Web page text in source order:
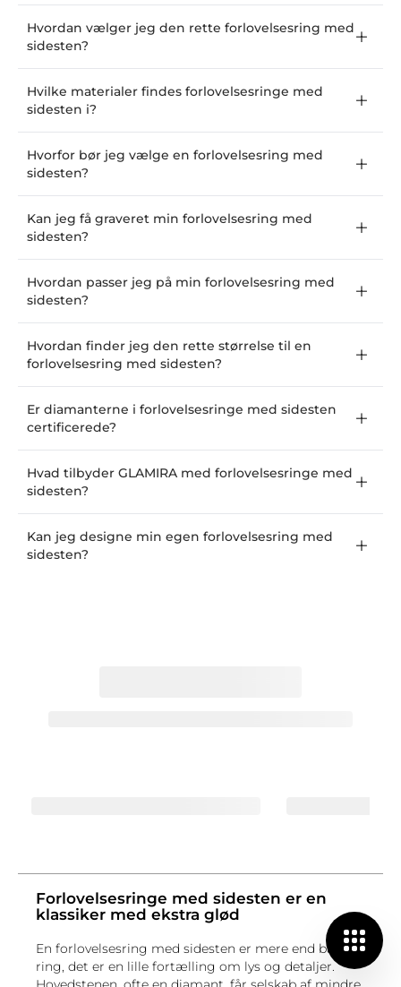
Hvordan vælger jeg den rette forlovelsesring med
sidesten?
Hvilke materialer findes forlovelsesringe med
sidesten i?
Hvorfor bør jeg vælge en forlovelsesring med
sidesten?
Kan jeg få graveret min forlovelsesring med
sidesten?
Hvordan passer jeg på min forlovelsesring med
sidesten?
Hvordan finder jeg den rette størrelse til en
forlovelsesring med sidesten?
Er diamanterne i forlovelsesringe med sidesten
certificerede?
Hvad tilbyder GLAMIRA med forlovelsesringe med
sidesten?
Kan jeg designe min egen forlovelsesring med
sidesten?
Forlovelsesringe med sidesten er en
klassiker med ekstra glød
En forlovelsesring med sidesten er mere end bare en
ring, det er en lille fortælling om lys og detaljer.